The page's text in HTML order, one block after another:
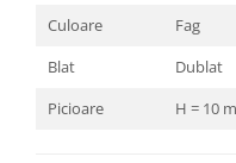
Culoare
Fag
Blat
Dublat
Picioare
H = 10